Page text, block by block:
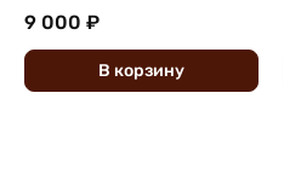
9 000 ₽
В корзину